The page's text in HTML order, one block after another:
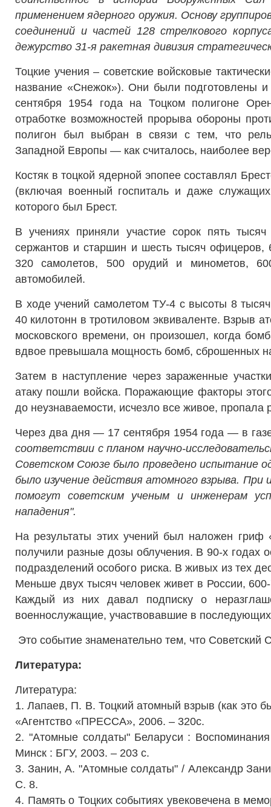
применением ядерного оружия. Основу
соединений и частей 128 стрелкового
дежурство 31-я ракетная дивизия
Тоцкие учения – советские войсковые
название «Снежок»). Они были подготовлены
сентября 1954 года на Тоцком полигоне
отработке возможностей прорыва обороны
полигон был выбран в связи с тем, что
Западной Европы — как считалось, наиболее
Костяк в тоцкой ядерной эпопее составлял
(включая военный госпиталь и даже
которого был Брест.
В учениях приняли участие сорок пять
сержантов и старшин и шесть тысяч офицеров,
320 самолетов, 500 орудий и минометов,
автомобилей.
В ходе учений самолетом ТУ-4 с высоты 8
40 килотонн в тротиловом эквиваленте. Взрыв
московского времени, он произошел, когда
вдвое превышала мощность бомб, сброшенных
Затем в наступление через зараженные
атаку пошли войска. Поражающие факторы
до неузнаваемости, исчезло все живое, пропала
Через два дня — 17 сентября 1954 года — в
соответствии с планом научно-
Советском Союзе было проведено испытание
было изучение действия атомного взрыва.
помогут советским ученым и инженерам
нападения".
На результаты этих учений был наложен гриф
получили разные дозы облучения. В 90-х годах
подразделений особого риска. В живых из тех
Меньше двух тысяч человек живет в России,
Каждый из них давал подписку о
военнослужащие, участвовавшие в
Это событие знаменательно тем, что
Литература:
Литература:
1. Лапаев, П. В. Тоцкий атомный взрыв (как
«Агентство «ПРЕССА», 2006. – 320с.
2. "Атомные солдаты" Беларуси :
Минск : БГУ, 2003. – 203 с.
3. Занин, А. "Атомные солдаты" / Александр
С. 8.
4. Память о Тоцких событиях увековечена в